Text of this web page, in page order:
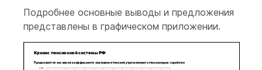
Подробнее основные выводы и предложения
представлены в графическом приложении.